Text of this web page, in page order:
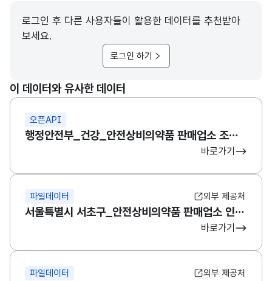
로그인 후 다른 사용자들이 활용한 데이터를 추천받아
보세요.
로그인 하기
이 데이터와 유사한 데이터
오픈API
행정안전부_건강_안전상비의약품 판매업소 조회서비스
바로가기
파일데이터 외부 제공처
서울특별시 서초구_안전상비의약품 판매업소 인허가 정보
바로가기
파일데이터 외부 제공처